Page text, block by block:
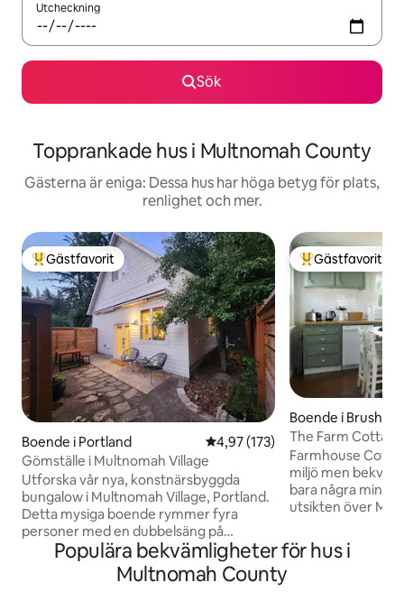
Utcheckning
Sök
Topprankade hus i Multnomah County
Gästerna är eniga: Dessa hus har höga betyg för plats,
renlighet och mer.
Populär gästfavorit
Gästfavorit
Boende i Portland 4,97 av 5 i genomsnittligt
4,97 (173)
Gömställe i Multnomah Village
Utforska vår nya, konstnärsbyggda
bungalow i Multnomah Village, Portland.
Detta mysiga boende rymmer fyra
personer med en dubbelsäng på
övervåningen och en utdragbar
bäddsoffa på nedervåningen. Några
steg bort finns charmiga kaféer, butiker
Populär
Gästfavorit
Boende i Brush
The Farm Cottage
Farmhouse
miljö men
bara några
utsikten över Mt.
stjärnskådning
den
Populära bekvämligheter för hus i
Multnomah County